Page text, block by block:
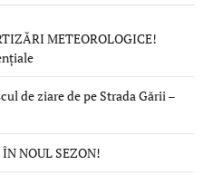
METEOROLOGICE!
de ziare de pe Strada Gării –
NOUL SEZON!